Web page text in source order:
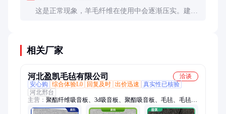
这是正常现象，羊毛纤维在使用中会逐渐压实。建议
相关厂家
河北盈凯毛毡有限公司
洽谈
安心购
综合体验L0 回复及时 出价迅速
真实性已核验
河北邢台
主营： 聚酯纤维吸音板、3d吸音板、聚酯吸音板、毛毡、毛毡
包、羊毛毡、化纤毛毡布、拼接毛毡包、双拼毛毡包、毛毡圣诞